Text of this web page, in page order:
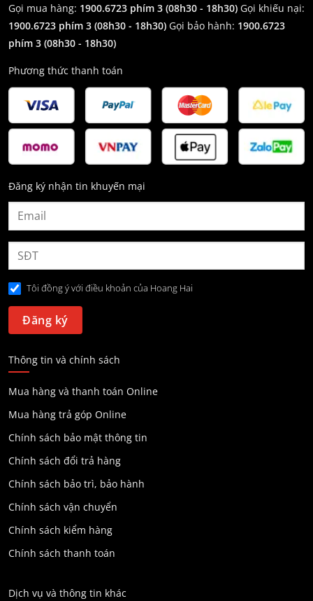
Gọi mua hàng: 1900.6723 phím 3 (08h30 - 18h30) Gọi khiếu nại:
1900.6723 phím 3 (08h30 - 18h30) Gọi bảo hành: 1900.6723
phím 3 (08h30 - 18h30)
Phương thức thanh toán
Đăng ký nhận tin khuyến mại
Tôi đồng ý với điều khoản của Hoang Hai
Thông tin và chính sách
Mua hàng và thanh toán Online
Mua hàng trả góp Online
Chính sách bảo mật thông tin
Chính sách đổi trả hàng
Chính sách bảo trì, bảo hành
Chính sách vận chuyển
Chính sách kiểm hàng
Chính sách thanh toán
Dịch vụ và thông tin khác